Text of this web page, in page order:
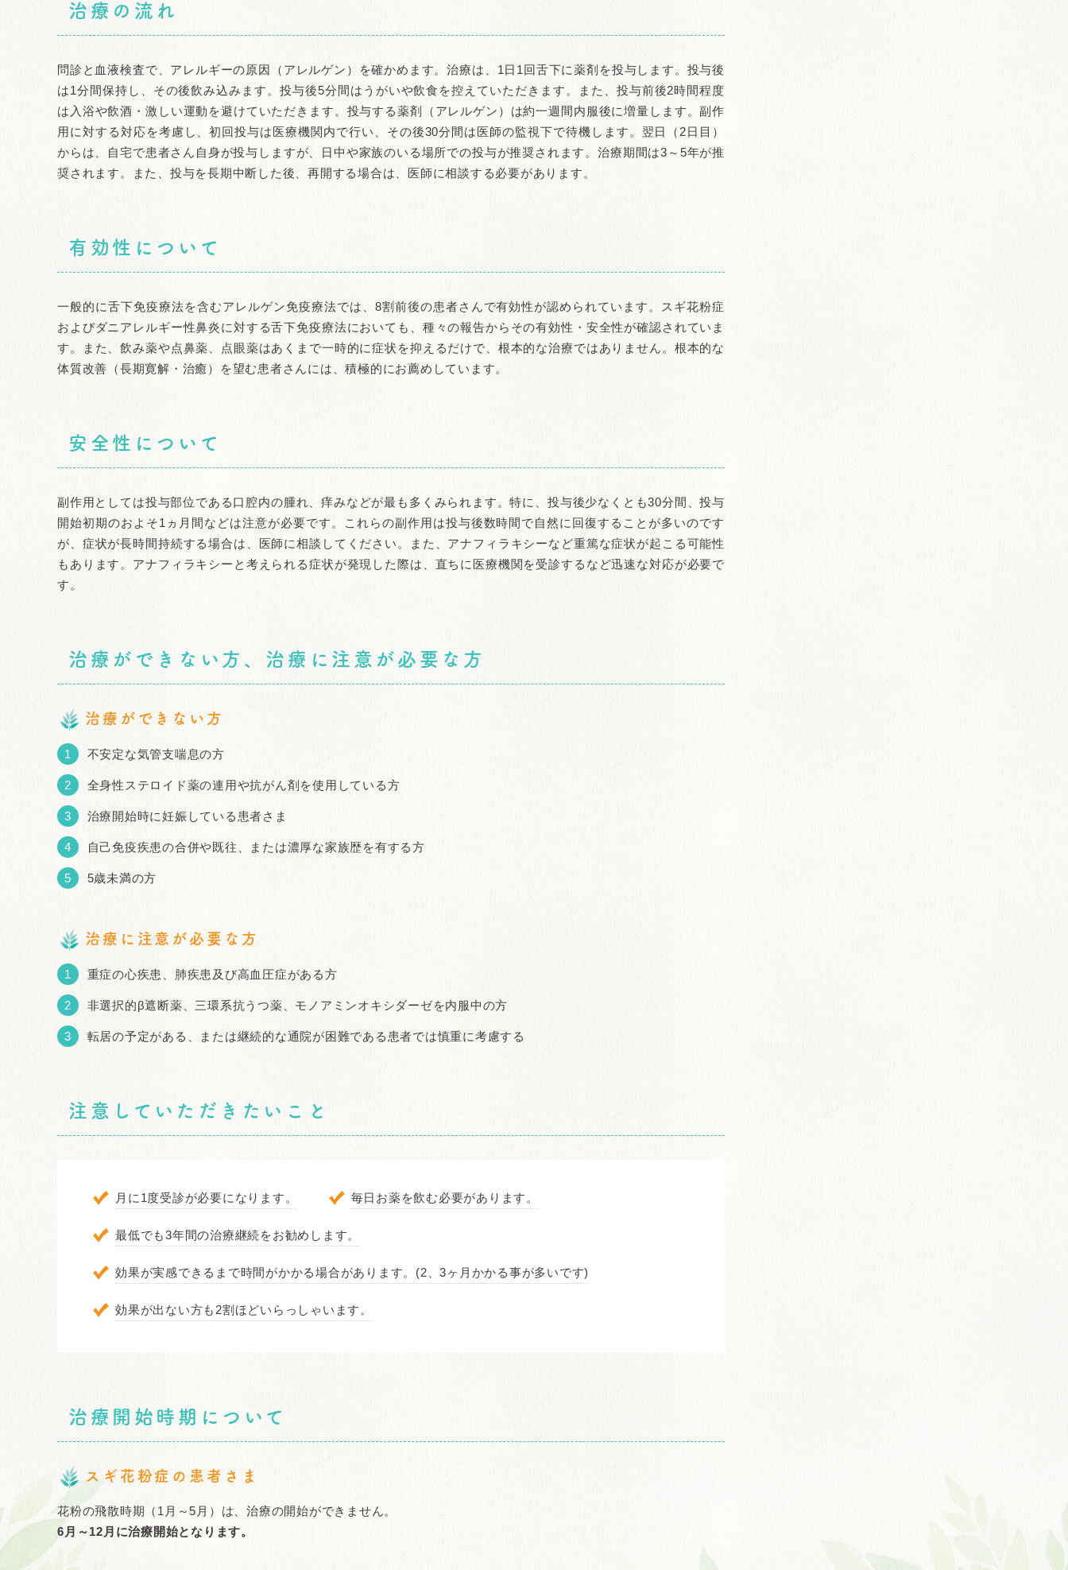
治療の流れ
問診と血液検査で、アレルギーの原因（アレルゲン）を確かめます。治療は、1日1回舌下に薬剤を投与します。投与後
は1分間保持し、その後飲み込みます。投与後5分間はうがいや飲食を控えていただきます。また、投与前後2時間程度
は入浴や飲酒・激しい運動を避けていただきます。投与する薬剤（アレルゲン）は約一週間内服後に増量します。副作
用に対する対応を考慮し、初回投与は医療機関内で行い、その後30分間は医師の監視下で待機します。翌日（2日目）
からは、自宅で患者さん自身が投与しますが、日中や家族のいる場所での投与が推奨されます。治療期間は3～5年が推
奨されます。また、投与を長期中断した後、再開する場合は、医師に相談する必要があります。
有効性について
一般的に舌下免疫療法を含むアレルゲン免疫療法では、8割前後の患者さんで有効性が認められています。スギ花粉症
およびダニアレルギー性鼻炎に対する舌下免疫療法においても、種々の報告からその有効性・安全性が確認されていま
す。また、飲み薬や点鼻薬、点眼薬はあくまで一時的に症状を抑えるだけで、根本的な治療ではありません。根本的な
体質改善（長期寛解・治癒）を望む患者さんには、積極的にお薦めしています。
安全性について
副作用としては投与部位である口腔内の腫れ、痒みなどが最も多くみられます。特に、投与後少なくとも30分間、投与
開始初期のおよそ1ヵ月間などは注意が必要です。これらの副作用は投与後数時間で自然に回復することが多いのです
が、症状が長時間持続する場合は、医師に相談してください。また、アナフィラキシーなど重篤な症状が起こる可能性
もあります。アナフィラキシーと考えられる症状が発現した際は、直ちに医療機関を受診するなど迅速な対応が必要で
す。
治療ができない方、治療に注意が必要な方
治療ができない方
不安定な気管支喘息の方
全身性ステロイド薬の連用や抗がん剤を使用している方
治療開始時に妊娠している患者さま
自己免疫疾患の合併や既往、または濃厚な家族歴を有する方
5歳未満の方
治療に注意が必要な方
重症の心疾患、肺疾患及び高血圧症がある方
非選択的β遮断薬、三環系抗うつ薬、モノアミンオキシダーゼを内服中の方
転居の予定がある、または継続的な通院が困難である患者では慎重に考慮する
注意していただきたいこと
月に1度受診が必要になります。 毎日お薬を飲む必要があります。
最低でも3年間の治療継続をお勧めします。
効果が実感できるまで時間がかかる場合があります。(2、3ヶ月かかる事が多いです)
効果が出ない方も2割ほどいらっしゃいます。
治療開始時期について
スギ花粉症の患者さま
花粉の飛散時期（1月～5月）は、治療の開始ができません。
6月～12月に治療開始となります。